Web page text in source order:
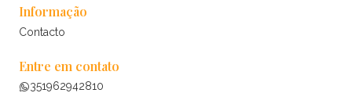
Informação
Contacto
Entre em contato
351962942810